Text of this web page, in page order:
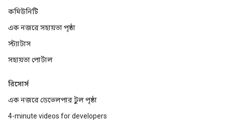
কমিউনিটি
এক নজরে সহায়তা পৃষ্ঠা
স্ট্যাটাস
সহায়তা পোর্টাল
রিসোর্স
এক নজরে ডেভেলপার টুল পৃষ্ঠা
4-minute videos for developers